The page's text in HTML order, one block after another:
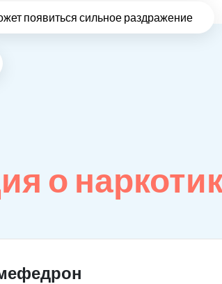
появиться сильное раздражение
о